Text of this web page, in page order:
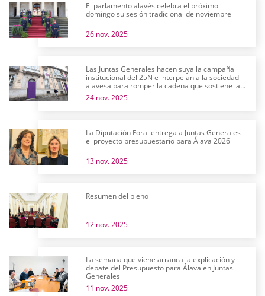
El parlamento alavés celebra el próximo
domingo su sesión tradicional de noviembre
26 nov. 2025
Las Juntas Generales hacen suya la campaña
institucional del 25N e interpelan a la sociedad
alavesa para romper la cadena que sostiene la
violencia machista
24 nov. 2025
La Diputación Foral entrega a Juntas Generales
el proyecto presupuestario para Álava 2026
13 nov. 2025
Resumen del pleno
12 nov. 2025
La semana que viene arranca la explicación y
debate del Presupuesto para Álava en Juntas
Generales
11 nov. 2025